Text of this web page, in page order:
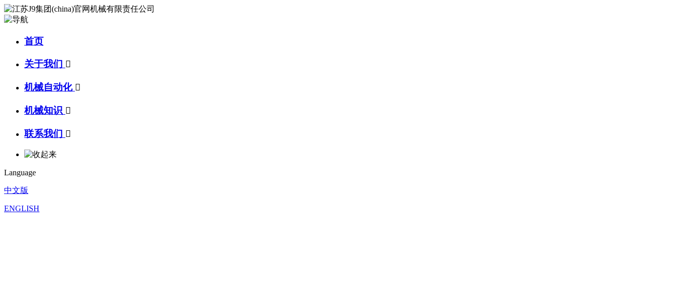
首页
关于我们 
机械自动化 
机械知识 
联系我们 
Language
中文版
ENGLISH